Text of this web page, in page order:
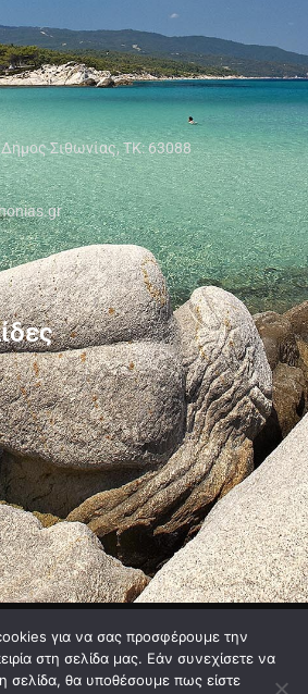
Σιθωνίας, ΤΚ: 63088
Όροι Χρήσης
για να σας προσφέρουμε την
στη σελίδα μας. Εάν συνεχίσετε να
σελίδα, θα υποθέσουμε πως είστε